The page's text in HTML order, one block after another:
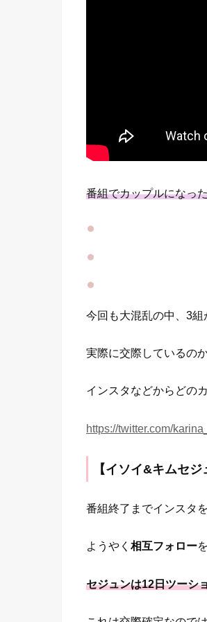
番組でカップルになっ
今回も大混乱の中、3組
実際に交際しているの
インスタなどからどの
https://twitter.com/
【イソイ&キムセジ
番組終了までインスタ
ようやく 相互フォロー
セジュンは12日ツーシ